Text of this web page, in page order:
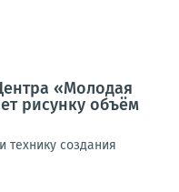
«Молодая
рисунку объём
технику создания